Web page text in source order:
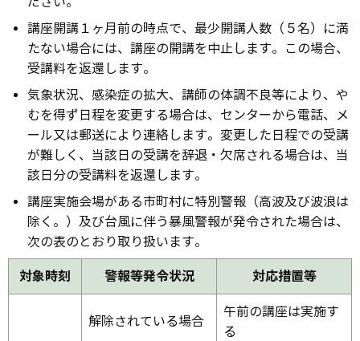
講座開講１ヶ月前の時点で、最少開講人数（５名）に満
たない場合には、講座の開講を中止します。この場合、
受講料を返還します。
気象状況、感染症の拡大、講師の体調不良等により、や
むを得ず日程を変更する場合は、センターから電話、メ
ール又は郵送により連絡します。変更した日程での受講
が難しく、当該日の受講を辞退・欠席される場合は、当
該日分の受講料を返還します。
講座実施会場がある市町村に特別警報（高波及び波浪は
除く。）及び台風に伴う暴風警報が発令された場合は、
次の表のとおり取り扱います。
対象時刻 警報等発令状況 対応措置等
解除されている場合
午前の講座は実施す
る